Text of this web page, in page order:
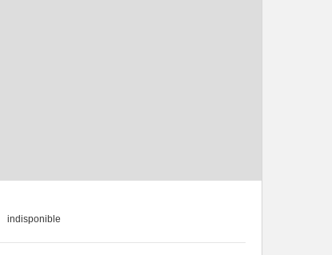
indisponible